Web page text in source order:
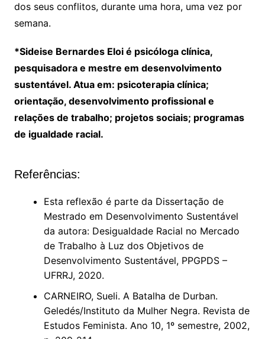
dos seus conflitos, durante uma hora, uma vez por
semana.
*Sideise Bernardes Eloi é psicóloga clínica,
pesquisadora e mestre em desenvolvimento
sustentável. Atua em: psicoterapia clínica;
orientação, desenvolvimento profissional e
relações de trabalho; projetos sociais; programas
de igualdade racial.
Referências:
Esta reflexão é parte da Dissertação de
Mestrado em Desenvolvimento Sustentável
da autora: Desigualdade Racial no Mercado
de Trabalho à Luz dos Objetivos de
Desenvolvimento Sustentável, PPGPDS –
UFRRJ, 2020.
CARNEIRO, Sueli. A Batalha de Durban.
Geledés/Instituto da Mulher Negra. Revista de
Estudos Feminista. Ano 10, 1º semestre, 2002,